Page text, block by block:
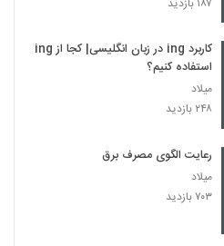
کاربرد ing در زبان انگلیسی| کجا از ing
استفاده کنیم؟
میلاد
۲۴۸ بازدید
رعایت الگوی مصرف برق
میلاد
۷۰۳ بازدید